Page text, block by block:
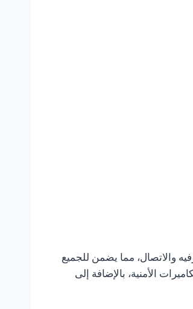
والاتصال، مما يضمن للجميع
الأمنية، بالإضافة إلى